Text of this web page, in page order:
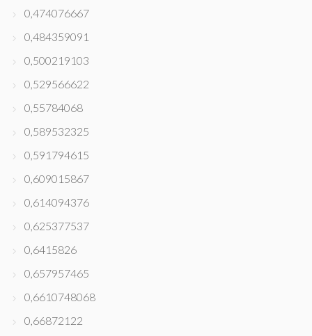
0,474076667
0,484359091
0,500219103
0,529566622
0,55784068
0,589532325
0,591794615
0,609015867
0,614094376
0,625377537
0,6415826
0,657957465
0,6610748068
0,66872122